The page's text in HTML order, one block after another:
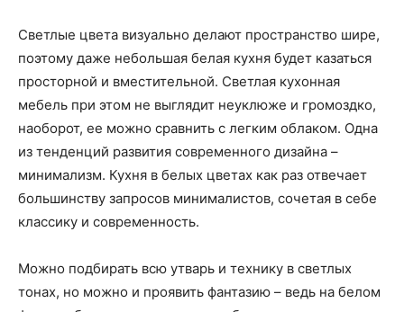
Светлые цвета визуально делают пространство шире,
поэтому даже небольшая белая кухня будет казаться
просторной и вместительной. Светлая кухонная
мебель при этом не выглядит неуклюже и громоздко,
наоборот, ее можно сравнить с легким облаком. Одна
из тенденций развития современного дизайна –
минимализм. Кухня в белых цветах как раз отвечает
большинству запросов минималистов, сочетая в себе
классику и современность.
Можно подбирать всю утварь и технику в светлых
тонах, но можно и проявить фантазию – ведь на белом